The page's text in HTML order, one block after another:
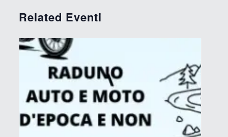
Related Eventi